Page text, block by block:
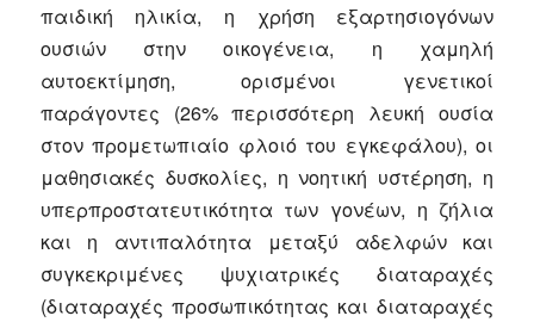
παιδική ηλικία, η χρήση εξαρτησιογόνων
ουσιών στην οικογένεια, η χαμηλή
αυτοεκτίμηση, ορισμένοι γενετικοί
παράγοντες (26% περισσότερη λευκή ουσία
στον προμετωπιαίο φλοιό του εγκεφάλου), οι
μαθησιακές δυσκολίες, η νοητική υστέρηση, η
υπερπροστατευτικότητα των γονέων, η ζήλια
και η αντιπαλότητα μεταξύ αδελφών και
συγκεκριμένες ψυχιατρικές διαταραχές
(διαταραχές προσωπικότητας και διαταραχές